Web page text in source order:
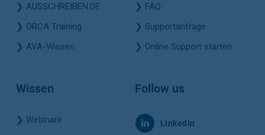
❯ AUSSCHREIBEN.DE
❯ ORCA Training
❯ AVA-Wissen
❯ FAQ
❯ Supportanfrage
❯ Online Support starten
Wissen
❯ Webinare
Follow us
LinkedIn